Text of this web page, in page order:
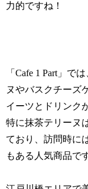
力的ですね！
「Cafe 1 Part」で
ヌやバスクチーズ
イーツとドリンク
特に抹茶テリーヌ
ており、訪問時に
もある人気商品で